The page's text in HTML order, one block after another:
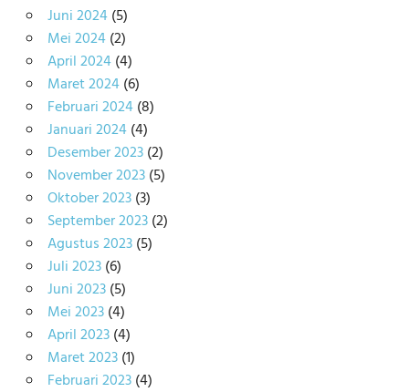
Juni 2024(5)
Mei 2024(2)
April 2024(4)
Maret 2024(6)
Februari 2024(8)
Januari 2024(4)
Desember 2023(2)
November 2023(5)
Oktober 2023(3)
September 2023(2)
Agustus 2023(5)
Juli 2023(6)
Juni 2023(5)
Mei 2023(4)
April 2023(4)
Maret 2023(1)
Februari 2023(4)